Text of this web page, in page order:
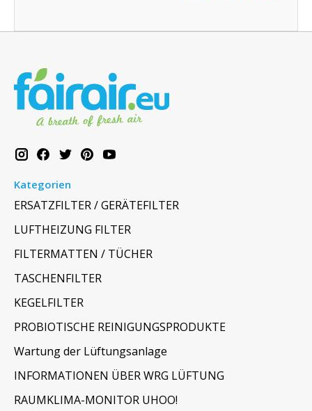
Kategorien
ERSATZFILTER / GERÄTEFILTER
LUFTHEIZUNG FILTER
FILTERMATTEN / TÜCHER
TASCHENFILTER
KEGELFILTER
PROBIOTISCHE REINIGUNGSPRODUKTE
Wartung der Lüftungsanlage
INFORMATIONEN ÜBER WRG LÜFTUNG
RAUMKLIMA-MONITOR UHOO!